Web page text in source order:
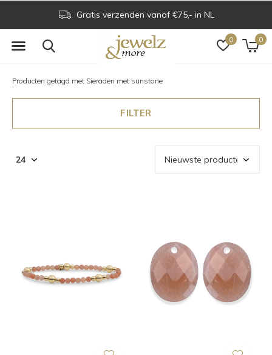
0 0
Gratis verzenden vanaf €75,- in NL
Producten getagd met Sieraden met sunstone
FILTER